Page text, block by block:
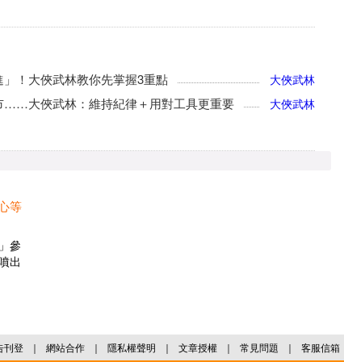
！大俠武林教你先掌握3重點 大俠武林
……大俠武林：維持紀律＋用對工具更重要 大俠武林
等
參
出
刊登 ｜ 網站合作 ｜ 隱私權聲明 ｜ 文章授權 ｜ 常見問題 ｜ 客服信箱